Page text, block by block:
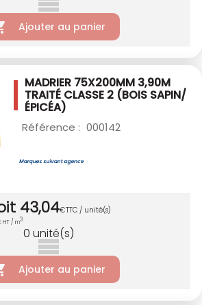
Ajouter au panier
MADRIER 75X200MM 3,90M
TRAITÉ CLASSE 2 (BOIS SAPIN/
ÉPICÉA)
Référence : 000142
43,04€TTC / unité(s)
HT / m3
0 unité(s)
Ajouter au panier